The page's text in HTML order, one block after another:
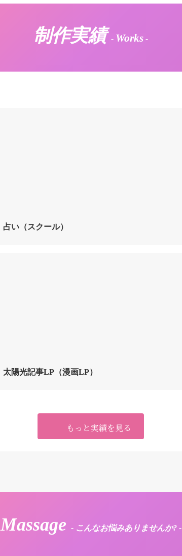
制作実績- Works -
占い（スクール）
太陽光記事LP（漫画LP）
もっと実績を見る
Massage - こんなお悩みありませんか? -